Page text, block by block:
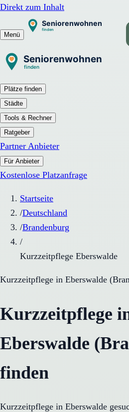
Direkt zum Inhalt
Menü
Plätze finden
Städte
Tools & Rechner
Ratgeber
Partner Anbieter
Für Anbieter
Kostenlose Platzanfrage
Startseite
/Deutschland
/Brandenburg
/
Kurzzeitpflege Eberswalde
Kurzzeitpflege in Eberswalde (
Kurzzeitpflege
Eberswalde
finden
Kurzzeitpflege in Eberswalde